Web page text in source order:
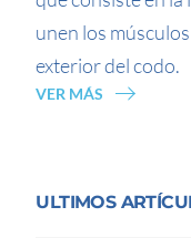
unen los
exterior del codo.
VER MÁS
ULTIMOS